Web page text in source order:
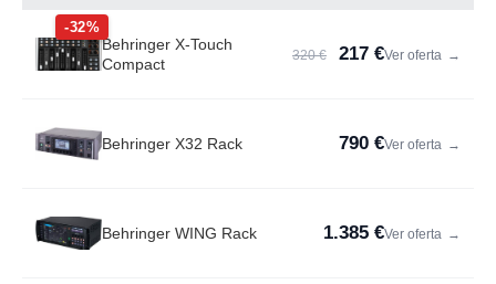
-32%
Behringer X-Touch
Compact
320 € 217 €Ver oferta →
Behringer X32 Rack 790 €Ver oferta →
Behringer WING Rack 1.385 €Ver oferta →